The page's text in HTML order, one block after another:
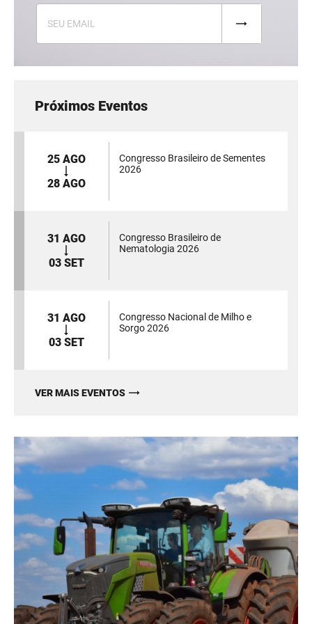
Próximos Eventos
25 AGO
28 AGO
Congresso Brasileiro de Sementes
2026
31 AGO
03 SET
Congresso Brasileiro de
Nematologia 2026
31 AGO
03 SET
Congresso Nacional de Milho e
Sorgo 2026
VER MAIS EVENTOS